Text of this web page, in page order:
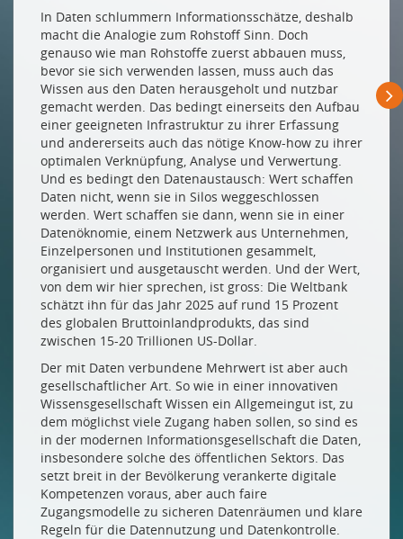
Drucken
Impressum
In Daten schlummern Informationsschätze, deshalb
macht die Analogie zum Rohstoff Sinn. Doch
genauso wie man Rohstoffe zuerst abbauen muss,
bevor sie sich verwenden lassen, muss auch das
Wissen aus den Daten herausgeholt und nutzbar
gemacht werden. Das bedingt einerseits den Aufbau
einer geeigneten Infrastruktur zu ihrer Erfassung
und andererseits auch das nötige Know-how zu ihrer
optimalen Verknüpfung, Analyse und Verwertung.
Und es bedingt den Datenaustausch: Wert schaffen
Daten nicht, wenn sie in Silos weggeschlossen
werden. Wert schaffen sie dann, wenn sie in einer
Datenöknomie, einem Netzwerk aus Unternehmen,
Einzelpersonen und Institutionen gesammelt,
organisiert und ausgetauscht werden. Und der Wert,
von dem wir hier sprechen, ist gross: Die Weltbank
schätzt ihn für das Jahr 2025 auf rund 15 Prozent
des globalen Bruttoinlandprodukts, das sind
zwischen 15-20 Trillionen US-Dollar.
Der mit Daten verbundene Mehrwert ist aber auch
gesellschaftlicher Art. So wie in einer innovativen
Wissensgesellschaft Wissen ein Allgemeingut ist, zu
dem möglichst viele Zugang haben sollen, so sind es
in der modernen Informationsgesellschaft die Daten,
insbesondere solche des öffentlichen Sektors. Das
setzt breit in der Bevölkerung verankerte digitale
Kompetenzen voraus, aber auch faire
Zugangsmodelle zu sicheren Datenräumen und klare
Regeln für die Datennutzung und Datenkontrolle.